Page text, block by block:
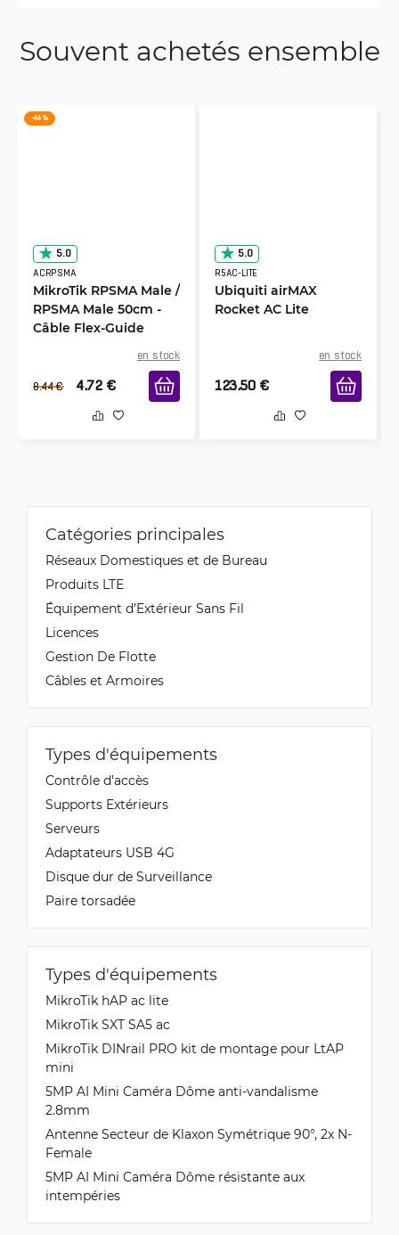
Souvent achetés ensemble
-44 %
5.0
ACRPSMA
MikroTik RPSMA Male /
RPSMA Male 50cm -
Câble Flex-Guide
en stock
8.44 € 4.72 €
5.0
R5AC-LITE
Ubiquiti airMAX
Rocket AC Lite
en stock
123.50 €
Catégories principales
Réseaux Domestiques et de Bureau
Produits LTE
Équipement d’Extérieur Sans Fil
Licences
Gestion De Flotte
Câbles et Armoires
Types d'équipements
Contrôle d'accès
Supports Extérieurs
Serveurs
Adaptateurs USB 4G
Disque dur de Surveillance
Paire torsadée
Types d'équipements
MikroTik hAP ac lite
MikroTik SXT SA5 ac
MikroTik DINrail PRO kit de montage pour LtAP
mini
5MP AI Mini Caméra Dôme anti-vandalisme
2.8mm
Antenne Secteur de Klaxon Symétrique 90°, 2x N-
Female
5MP AI Mini Caméra Dôme résistante aux
intempéries